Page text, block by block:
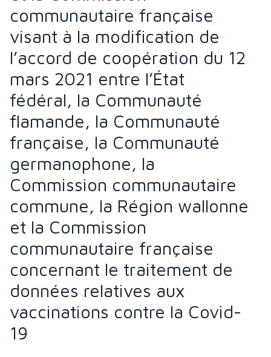
communautaire française
visant à la modification de
l’accord de coopération du 12
mars 2021 entre l’État
fédéral, la Communauté
flamande, la Communauté
française, la Communauté
germanophone, la
Commission communautaire
commune, la Région wallonne
et la Commission
communautaire française
concernant le traitement de
données relatives aux
vaccinations contre la Covid-
19